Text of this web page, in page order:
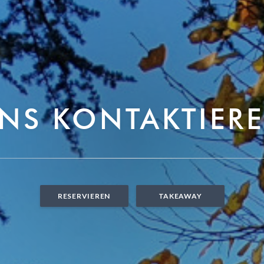
RESERVIEREN TAKEAWAY